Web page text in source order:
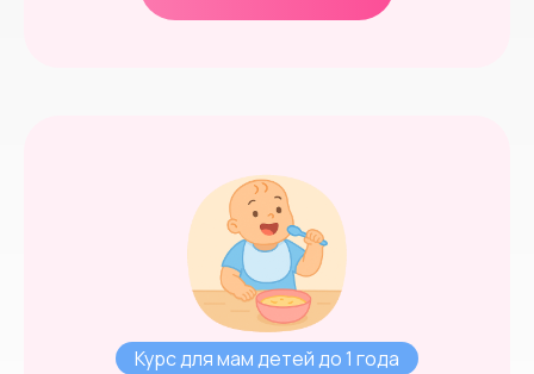
Курс для мам детей до 1 года